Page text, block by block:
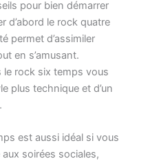
pour bien démarrer
d’abord le rock quatre
permet d’assimiler
en s’amusant.
le rock six temps vous
plus technique et d’un
est aussi idéal si vous
soirées sociales,